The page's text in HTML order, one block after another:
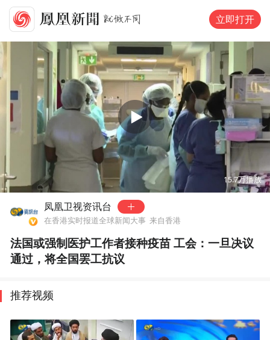
立即打开
00:00 02:03
15.7万播放
凤凰卫视资讯台
在香港实时报道全球新闻大事 来自香港
法国或强制医护工作者接种疫苗 工会：一旦决议
通过，将全国罢工抗议
推荐视频